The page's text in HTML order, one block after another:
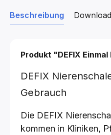
Beschreibung
Produkt "DEFIX
DEFIX
Gebrauch
Die DEFIX
kommen in Kliniken,